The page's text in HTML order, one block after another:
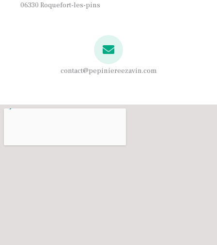
06330 Roquefort-les-pins
contact@pepiniereezavin.com